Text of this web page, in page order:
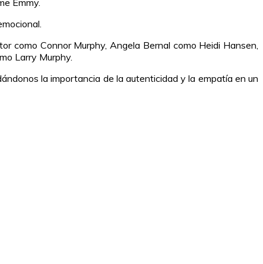
como Connor Murphy, Angela Bernal como Heidi Hansen,
Larry Murphy.
la importancia de la autenticidad y la empatía en un